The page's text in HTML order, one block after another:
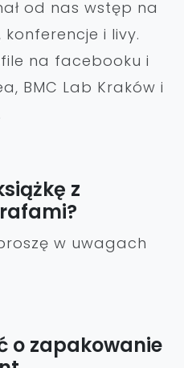
od nas wstęp na
i livy.
na facebooku i
BMC Lab Kraków i
z
w uwagach
o zapakowanie